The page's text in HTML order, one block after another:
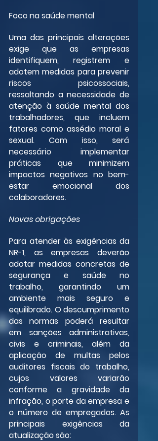
Foco na saúde mental
Uma das principais alterações
exige que as empresas
identifiquem, registrem e
adotem medidas para prevenir
riscos psicossociais,
ressaltando a necessidade de
atenção à saúde mental dos
trabalhadores, que incluem
fatores como assédio moral e
sexual. Com isso, será
necessário implementar
práticas que minimizem
impactos negativos no bem-
estar emocional dos
colaboradores.
Novas obrigações
Para atender às exigências da
NR-1, as empresas deverão
adotar medidas concretas de
segurança e saúde no
trabalho, garantindo um
ambiente mais seguro e
equilibrado. O descumprimento
das normas poderá resultar
em sanções administrativas,
civis e criminais, além da
aplicação de multas pelos
auditores fiscais do trabalho,
cujos valores variarão
conforme a gravidade da
infração, o porte da empresa e
o número de empregados. As
principais exigências da
atualização são: